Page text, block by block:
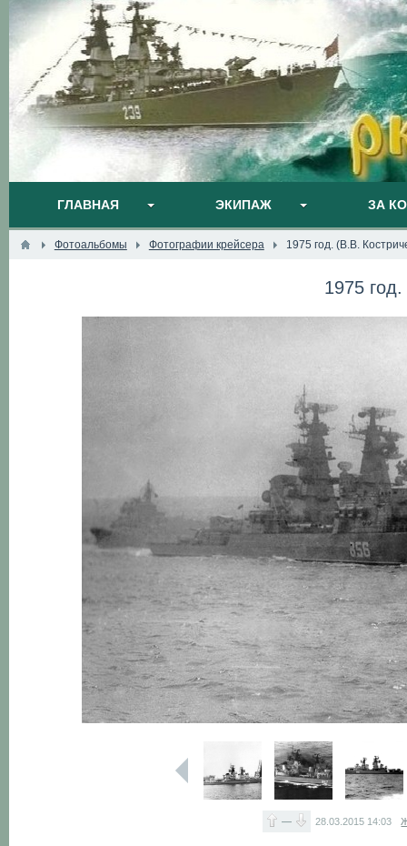
ГЛАВНАЯ ЭКИПАЖ ЗА
Фотоальбомы Фотографии крейсера 1975 год. (В.В.
1975
— 28.03.2015 14:03